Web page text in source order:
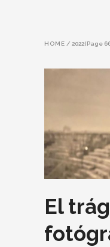
HOME / 2022(Page
El